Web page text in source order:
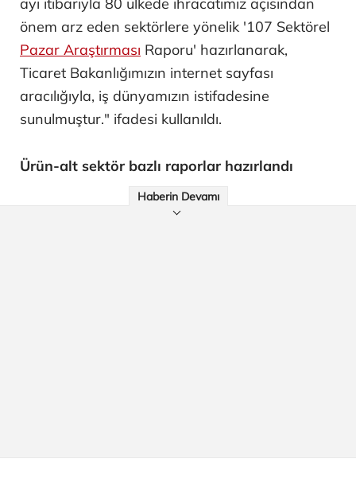
ayı itibarıyla 80 ülkede ihracatımız açısından
önem arz eden sektörlere yönelik '107 Sektörel
Pazar Araştırması Raporu' hazırlanarak,
Ticaret Bakanlığımızın internet sayfası
aracılığıyla, iş dünyamızın istifadesine
sunulmuştur." ifadesi kullanıldı.
Ürün-alt sektör bazlı raporlar hazırlandı
Haberin Devamı